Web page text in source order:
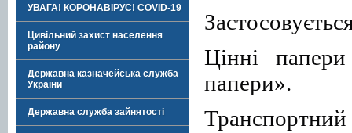
УВАГА! КОРОНАВІРУС! COVID-19
Цивільний захист населення
району
Державна казначейська служба
України
Державна служба зайнятості
Цінні
папери».
Транспортний